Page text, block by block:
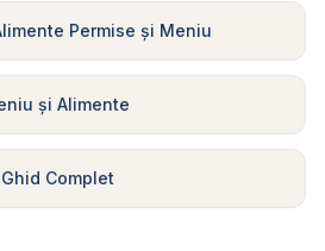
Permise și Meniu
și Alimente
Complet